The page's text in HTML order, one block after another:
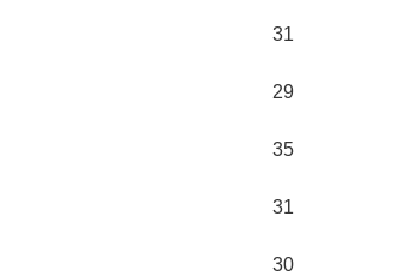
31
29
35
31
30